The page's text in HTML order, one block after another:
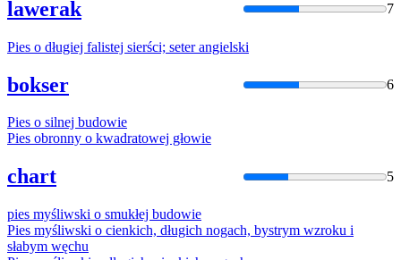
lawerak 7
Pies o długiej falistej sierści; seter angielski
bokser 6
Pies o silnej budowie
Pies obronny o kwadratowej głowie
chart 5
pies myśliwski o smukłej budowie
Pies myśliwski o cienkich, długich nogach, bystrym wzroku i
słabym węchu